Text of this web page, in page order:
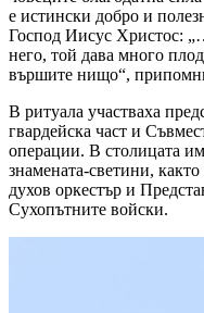
е истински добро и
Господ Иисус Христос:
него, той дава много
вършите нищо“,
В ритуала участваха
гвардейска част и
операции. В столицата
знамената-светини,
духов оркестър и
Сухопътните войски.